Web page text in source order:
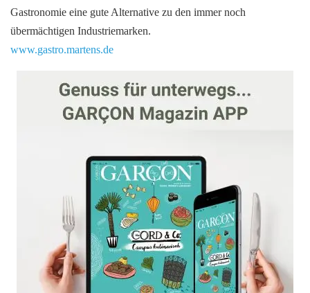
Gastronomie eine gute Alternative zu den immer noch
übermächtigen Industriemarken.
www.gastro.martens.de